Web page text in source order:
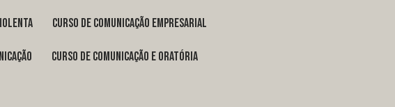
curso de comunicação empresarial
curso de comunicação e oratória